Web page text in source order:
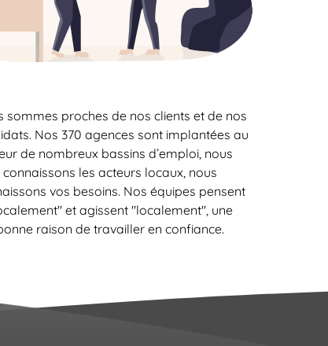
sommes proches de nos clients et de nos
Nos 370 agences sont implantées au
de nombreux bassins d’emploi, nous
connaissons les acteurs locaux, nous
vos besoins. Nos équipes pensent
et agissent "localement", une
raison de travailler en confiance.